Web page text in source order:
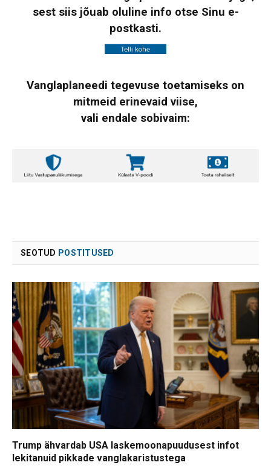
sest siis jõuab oluline info otse Sinu e-
postkasti.
Vanglaplaneedi tegevuse toetamiseks on
mitmeid erinevaid viise,
vali endale sobivaim:
SEOTUD POSTITUSED
Trump ähvardab USA laskemoonapuudusest infot
lekitanuid pikkade vanglakaristustega